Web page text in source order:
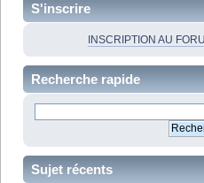
S'inscrire
INSCRIPTION AU
Recherche rapide
Sujet récents